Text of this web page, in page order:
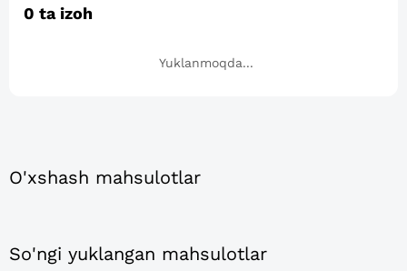
0 ta izoh
Yuklanmoqda...
O'xshash mahsulotlar
So'ngi yuklangan mahsulotlar